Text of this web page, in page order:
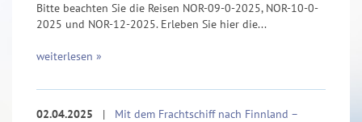
Bitte beachten Sie die Reisen NOR-09-0-2025, NOR-10-0-
2025 und NOR-12-2025. Erleben Sie hier die...
weiterlesen »
02.04.2025 | Mit dem Frachtschiff nach Finnland –